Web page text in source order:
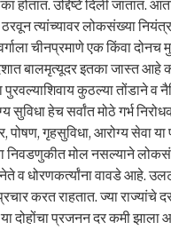
होतात. उद्दिष्टे दिली जातात.
त्यांच्यावर लोकसंख्या
चीनप्रमाणे एक किंवा
बालमृत्यूदर इतका जास्त आहे
पुरवल्याशिवाय कुठल्या तोंडाने व
सुविधा हेच सर्वांत मोठे गर्भ
पोषण, गृहसुविधा, आरोग्य सेवा
निवडणुकीत मोल नसल्याने
व धोरणकर्त्यांना वावडे आहे.
करत राहतात. ज्या राज्यांचे
दोहोंचा प्रजनन दर कमी